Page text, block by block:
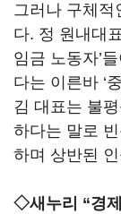
그러나 구체적
다. 정 원내대
임금 노동자’
다는 이른바 ‘
김 대표는 불
하다는 말로
하며 상반된
◇새누리 “경